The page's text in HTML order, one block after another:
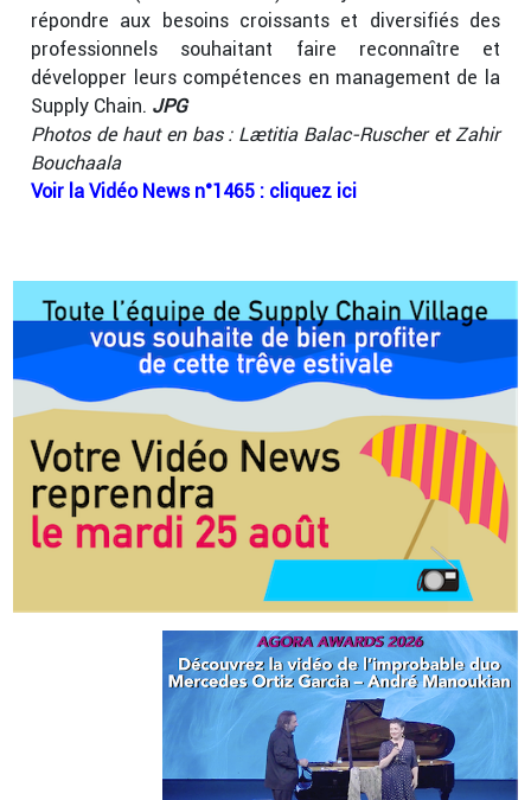
répondre aux besoins croissants et diversifiés des
professionnels souhaitant faire reconnaître et
développer leurs compétences en management de la
Supply Chain. JPG
Photos de haut en bas : Laetitia Balac-Ruscher et Zahir
Bouchaala
Voir la Vidéo News n°1465 : cliquez ici